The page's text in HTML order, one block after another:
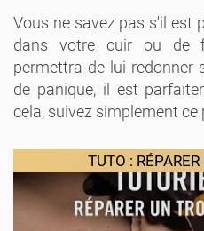
Vous ne savez pas s'il est
dans votre cuir ou de
permettra de lui redonner
de panique, il est
cela, suivez simplement ce
TUTO :